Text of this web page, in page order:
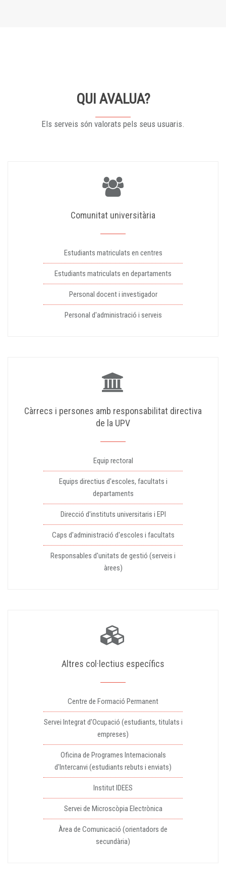
QUI AVALUA?
Els serveis són valorats pels seus usuaris.
Comunitat universitària
Estudiants matriculats en centres
Estudiants matriculats en departaments
Personal docent i investigador
Personal d'administració i serveis
Càrrecs i persones amb responsabilitat directiva
de la UPV
Equip rectoral
Equips directius d'escoles, facultats i
departaments
Direcció d'instituts universitaris i EPI
Caps d'administració d'escoles i facultats
Responsables d'unitats de gestió (serveis i
àrees)
Altres col·lectius específics
Centre de Formació Permanent
Servei Integrat d'Ocupació (estudiants, titulats i
empreses)
Oficina de Programes Internacionals
d'Intercanvi (estudiants rebuts i enviats)
Institut IDEES
Servei de Microscòpia Electrònica
Àrea de Comunicació (orientadors de
secundària)